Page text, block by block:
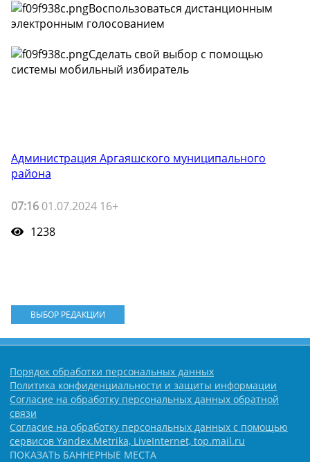
Воспользоваться дистанционным
электронным голосованием
Сделать свой выбор с помощью
системы мобильный избиратель
Администрация Аргаяшского муниципального
района
07:16 01.07.2024 16+
1238
ВЫБОР РЕДАКЦИИ
Порядок обработки персональных данных
Политика конфиденциальности и защиты информации
Согласие на обработку персональных данных обратной
связи
Согласие на обработку персональных данных с помощью
сервисов Yandex.Metrika, LiveInternet, top.mail.ru
ПОКАЗАТЬ БАННЕРНЫЕ МЕСТА